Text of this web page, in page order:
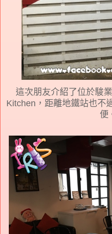
這次朋友介紹了位於駿
Kitchen，距離地鐵站也不
便